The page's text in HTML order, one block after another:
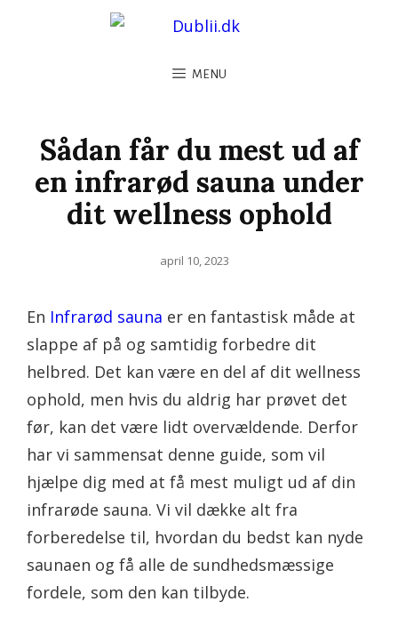
MENU
Sådan får du mest ud af
en infrarød sauna under
dit wellness ophold
Posted
april 10, 2023
En Infrarød sauna er en fantastisk måde at
slappe af på og samtidig forbedre dit
helbred. Det kan være en del af dit wellness
ophold, men hvis du aldrig har prøvet det
før, kan det være lidt overvældende. Derfor
har vi sammensat denne guide, som vil
hjælpe dig med at få mest muligt ud af din
infrarøde sauna. Vi vil dække alt fra
forberedelse til, hvordan du bedst kan nyde
saunaen og få alle de sundhedsmæssige
fordele, som den kan tilbyde.